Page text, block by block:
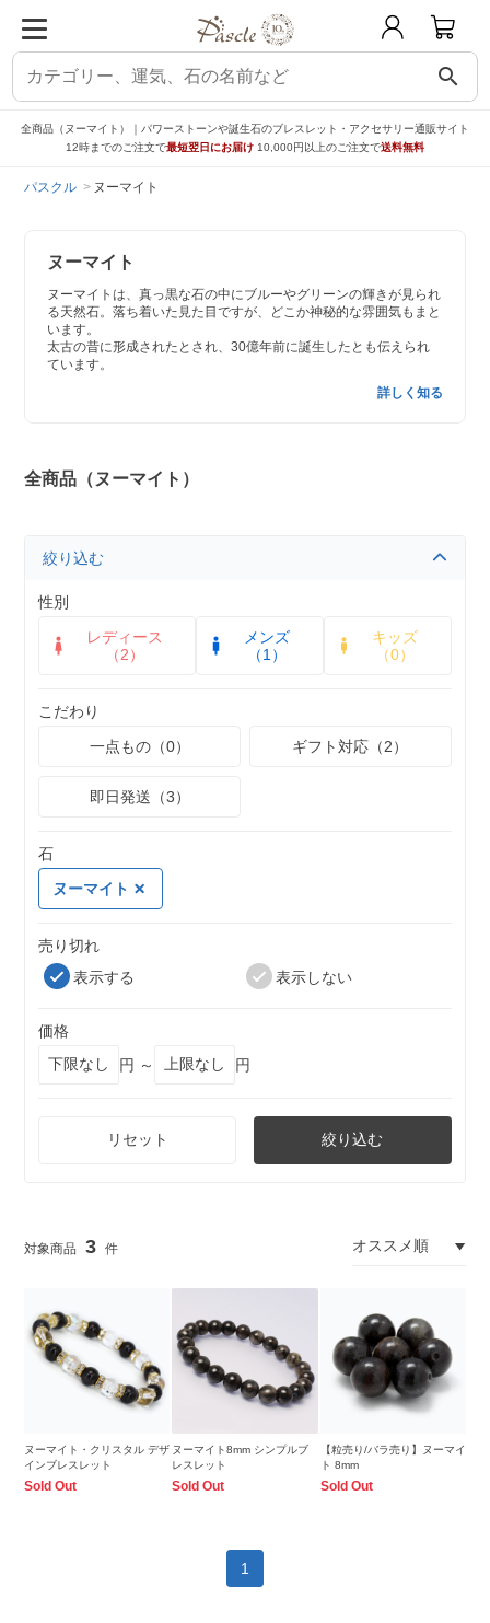
search
全商品（ヌーマイト）｜パワーストーンや誕生石のブレスレット・アクセサリー通販サイト
12時までのご注文で最短翌日にお届け 10,000円以上のご注文で送料無料
パスクル ヌーマイト
ヌーマイト
ヌーマイトは、真っ黒な石の中にブルーやグリーンの輝きが見られ
る天然石。落ち着いた見た目ですが、どこか神秘的な雰囲気もまと
います。
太古の昔に形成されたとされ、30億年前に誕生したとも伝えられ
ています。
詳しく知る
全商品（ヌーマイト）
絞り込む
性別
レディース
（2）
メンズ
（1）
キッズ
（0）
こだわり
一点もの（0）
ギフト対応（2）
即日発送（3）
石
ヌーマイト
売り切れ
表示する
表示しない
価格
円 ～
円
リセット 絞り込む
3
ヌーマイト・クリスタル デザ
インブレスレット
Sold Out
ヌーマイト8mm シンプルブ
レスレット
Sold Out
【粒売り/バラ売り】ヌーマイ
ト 8mm
Sold Out
1